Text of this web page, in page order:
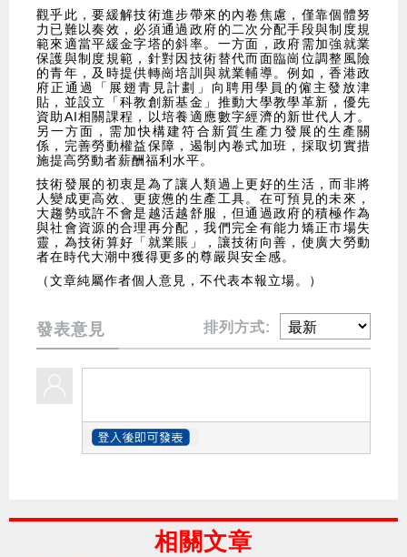
觀乎此，要緩解技術進步帶來的內卷焦慮，僅靠個體努
力已難以奏效，必須通過政府的二次分配手段與制度規
範來適當平緩金字塔的斜率。一方面，政府需加強就業
保護與制度規範，針對因技術替代而面臨崗位調整風險
的青年，及時提供轉崗培訓與就業輔導。例如，香港政
府正通過「展翅青見計劃」向聘用學員的僱主發放津
貼，並設立「科教創新基金」推動大學教學革新，優先
資助AI相關課程，以培養適應數字經濟的新世代人才。
另一方面，需加快構建符合新質生產力發展的生產關
係，完善勞動權益保障，遏制內卷式加班，採取切實措
施提高勞動者薪酬福利水平。
技術發展的初衷是為了讓人類過上更好的生活，而非將
人變成更高效、更疲憊的生產工具。在可預見的未來，
大趨勢或許不會是越活越舒服，但通過政府的積極作為
與社會資源的合理再分配，我們完全有能力矯正市場失
靈，為技術算好「就業賬」，讓技術向善，使廣大勞動
者在時代大潮中獲得更多的尊嚴與安全感。
（文章純屬作者個人意見，不代表本報立場。）
發表意見 排列方式:
相關文章